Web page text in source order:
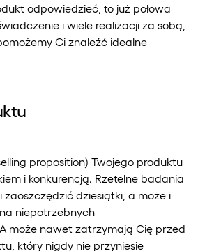
odpowiedzieć, to już połowa
i wiele realizacji za sobą,
Ci znaleźć idealne
proposition) Twojego produktu
i konkurencją. Rzetelne badania
dziesiątki, a może i
niepotrzebnych
może nawet zatrzymają Cię przed
który nigdy nie przyniesie